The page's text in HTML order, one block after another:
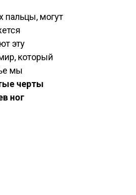
пальцы, могут
эту
который
мы
черты
ног